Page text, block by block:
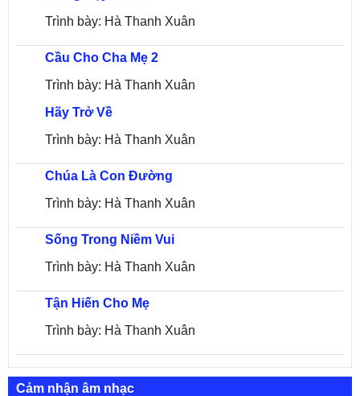
Trình bày: Hà Thanh Xuân
Cầu Cho Cha Mẹ 2
Trình bày: Hà Thanh Xuân
Hãy Trở Về
Trình bày: Hà Thanh Xuân
Chúa Là Con Đường
Trình bày: Hà Thanh Xuân
Sống Trong Niềm Vui
Trình bày: Hà Thanh Xuân
Tận Hiến Cho Mẹ
Trình bày: Hà Thanh Xuân
Cảm nhận âm nhạc